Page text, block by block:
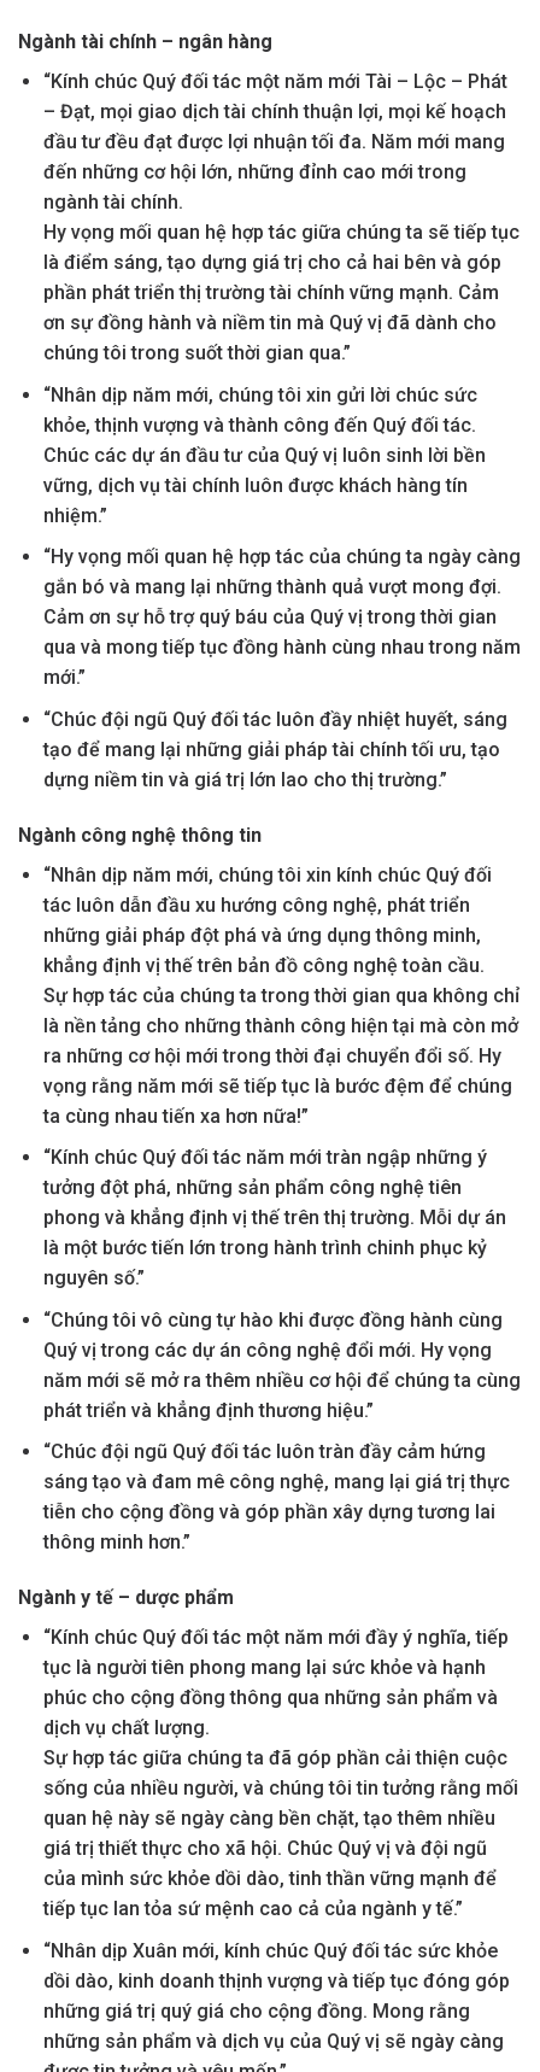
Ngành tài chính – ngân hàng
“Kính chúc Quý đối tác một năm mới Tài – Lộc – Phát
– Đạt, mọi giao dịch tài chính thuận lợi, mọi kế hoạch
đầu tư đều đạt được lợi nhuận tối đa. Năm mới mang
đến những cơ hội lớn, những đỉnh cao mới trong
ngành tài chính.
Hy vọng mối quan hệ hợp tác giữa chúng ta sẽ tiếp tục
là điểm sáng, tạo dựng giá trị cho cả hai bên và góp
phần phát triển thị trường tài chính vững mạnh. Cảm
ơn sự đồng hành và niềm tin mà Quý vị đã dành cho
chúng tôi trong suốt thời gian qua.”
“Nhân dịp năm mới, chúng tôi xin gửi lời chúc sức
khỏe, thịnh vượng và thành công đến Quý đối tác.
Chúc các dự án đầu tư của Quý vị luôn sinh lời bền
vững, dịch vụ tài chính luôn được khách hàng tín
nhiệm.”
“Hy vọng mối quan hệ hợp tác của chúng ta ngày càng
gắn bó và mang lại những thành quả vượt mong đợi.
Cảm ơn sự hỗ trợ quý báu của Quý vị trong thời gian
qua và mong tiếp tục đồng hành cùng nhau trong năm
mới.”
“Chúc đội ngũ Quý đối tác luôn đầy nhiệt huyết, sáng
tạo để mang lại những giải pháp tài chính tối ưu, tạo
dựng niềm tin và giá trị lớn lao cho thị trường.”
Ngành công nghệ thông tin
“Nhân dịp năm mới, chúng tôi xin kính chúc Quý đối
tác luôn dẫn đầu xu hướng công nghệ, phát triển
những giải pháp đột phá và ứng dụng thông minh,
khẳng định vị thế trên bản đồ công nghệ toàn cầu.
Sự hợp tác của chúng ta trong thời gian qua không chỉ
là nền tảng cho những thành công hiện tại mà còn mở
ra những cơ hội mới trong thời đại chuyển đổi số. Hy
vọng rằng năm mới sẽ tiếp tục là bước đệm để chúng
ta cùng nhau tiến xa hơn nữa!”
“Kính chúc Quý đối tác năm mới tràn ngập những ý
tưởng đột phá, những sản phẩm công nghệ tiên
phong và khẳng định vị thế trên thị trường. Mỗi dự án
là một bước tiến lớn trong hành trình chinh phục kỷ
nguyên số.”
“Chúng tôi vô cùng tự hào khi được đồng hành cùng
Quý vị trong các dự án công nghệ đổi mới. Hy vọng
năm mới sẽ mở ra thêm nhiều cơ hội để chúng ta cùng
phát triển và khẳng định thương hiệu.”
“Chúc đội ngũ Quý đối tác luôn tràn đầy cảm hứng
sáng tạo và đam mê công nghệ, mang lại giá trị thực
tiễn cho cộng đồng và góp phần xây dựng tương lai
thông minh hơn.”
Ngành y tế – dược phẩm
“Kính chúc Quý đối tác một năm mới đầy ý nghĩa, tiếp
tục là người tiên phong mang lại sức khỏe và hạnh
phúc cho cộng đồng thông qua những sản phẩm và
dịch vụ chất lượng.
Sự hợp tác giữa chúng ta đã góp phần cải thiện cuộc
sống của nhiều người, và chúng tôi tin tưởng rằng mối
quan hệ này sẽ ngày càng bền chặt, tạo thêm nhiều
giá trị thiết thực cho xã hội. Chúc Quý vị và đội ngũ
của mình sức khỏe dồi dào, tinh thần vững mạnh để
tiếp tục lan tỏa sứ mệnh cao cả của ngành y tế.”
“Nhân dịp Xuân mới, kính chúc Quý đối tác sức khỏe
dồi dào, kinh doanh thịnh vượng và tiếp tục đóng góp
những giá trị quý giá cho cộng đồng. Mong rằng
những sản phẩm và dịch vụ của Quý vị sẽ ngày càng